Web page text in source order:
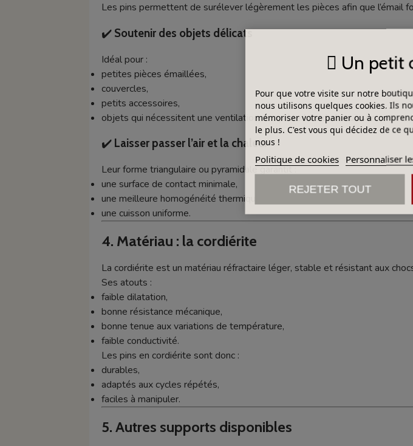
Les pins permettent de surélever légèrement les pièces afin que l’émail
✔️ Soutenir des objets délicats
Idéal pour :
petites pièces émaillées,
couvercles,
petits accessoires,
objets qui nécessitent une ventilation complète lors de la cuisson.
✔️ Laisser passer l’air et la chaleur
Leur forme triangulaire ou pyramidale garantit :
une surface de contact minimale,
une meilleure homogénéité thermique,
une cuisson uniforme.
4. Matériau : la cordiérite
La cordiérite est un matériau réfractaire léger, stable et résistant aux
Ses atouts :
faible dilatation,
bonne résistance mécanique,
bonne tenue aux variations de température,
faible conductivité.
Les pins en cordiérite sont donc :
durables,
adaptés aux cycles répétés,
faciles à manipuler.
5. Autres supports disponibles
Un petit
Pour que votre visite sur notre
nous utilisons quelques cookies. Ils
mémoriser votre panier ou à
le plus. C'est vous qui décidez de ce
nous !
Politique de cookies Personnaliser
REJETER TOUT